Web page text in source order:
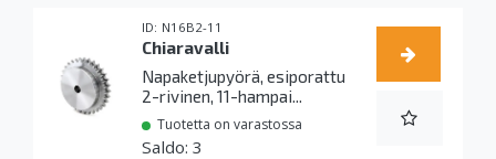
N16B2-11
Chiaravalli
Napaketjupyörä, esiporattu
2-rivinen, 11-hampai...
Tuotetta on varastossa
3